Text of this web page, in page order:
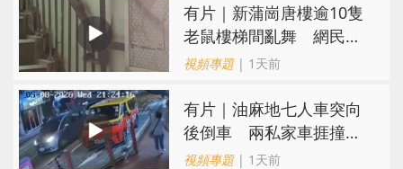
有片｜新蒲崗唐樓逾10隻
老鼠樓梯間亂舞 網民嚇
親：每次經過都要好大勇
視頻專題| 1天前
有片｜油麻地七人車突向
後倒車 兩私家車捱撞
司機不顧而去
視頻專題| 1天前